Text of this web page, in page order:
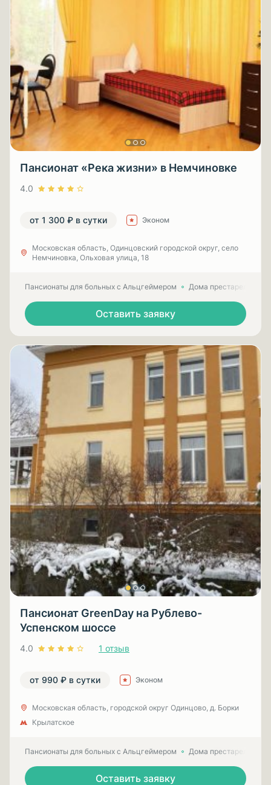
Пансионат «Река жизни» в Немчиновке
4.0
от 1 300 ₽ в сутки Эконом
Московская область, Одинцовский городской округ, село
Немчиновка, Ольховая улица, 18
Пансионаты для больных с Альцгеймером Дома престарелых
Оставить заявку
Пансионат GreenDay на Рублево-
Успенском шоссе
4.0 1 отзыв
от 990 ₽ в сутки Эконом
Московская область, городской округ Одинцово, д. Борки
Крылатское
Пансионаты для больных с Альцгеймером Дома престарелых
Оставить заявку